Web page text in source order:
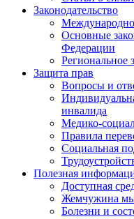
Законодательство
Основные
Федерации
Региональное
Защита прав
Вопросы и
инвалида
Медико-
Правила
Социальная
Полезная
Доступная
Жемчужина
Болезни и